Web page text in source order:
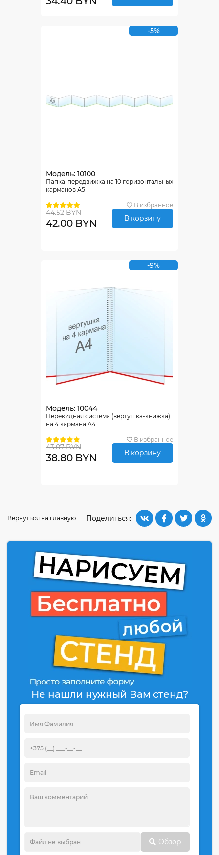
-5%
Модель: 10100
Папка-передвижка на 10 горизонтальных
карманов А5
В избранное
44.52 BYN
42.00 BYN В корзину
-9%
Модель: 10044
Перекидная система (вертушка-книжка)
на 4 кармана А4
В избранное
43.07 BYN
38.80 BYN В корзину
Поделиться:
Вернуться на главную
Не нашли нужный Вам стенд?
Обзор